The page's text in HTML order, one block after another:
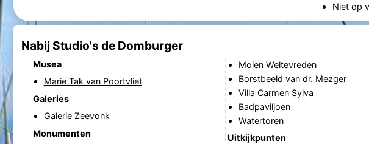
Niet op
Nabij Studio's de Domburger
Musea
Marie Tak van Poortvliet
Galeries
Galerie Zeevonk
Monumenten
Molen Weltevreden
Borstbeeld van dr. Mezger
Villa Carmen Sylva
Badpaviljoen
Watertoren
Uitkijkpunten